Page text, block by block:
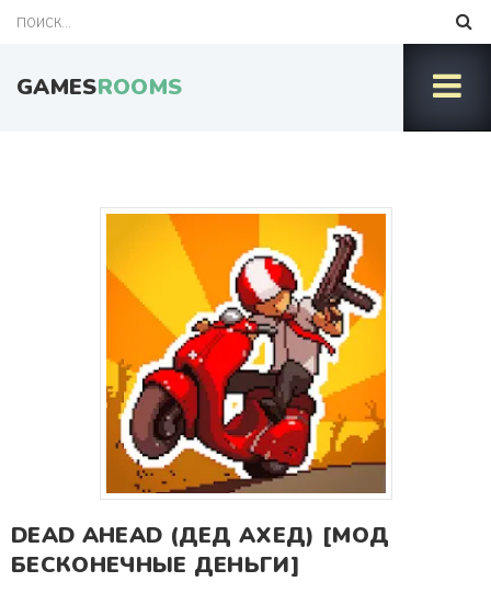
GAMESROOMS
DEAD AHEAD (ДЕД АХЕД) [МОД
БЕСКОНЕЧНЫЕ ДЕНЬГИ]